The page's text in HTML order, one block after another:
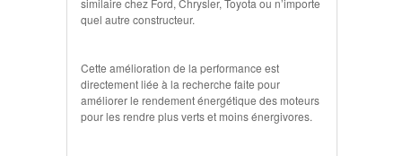
similaire chez Ford, Chrysler, Toyota ou n’importe
quel autre constructeur.
Cette amélioration de la performance est
directement liée à la recherche faite pour
améliorer le rendement énergétique des moteurs
pour les rendre plus verts et moins énergivores.